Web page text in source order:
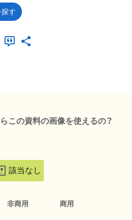
す
この資料の画像を使えるの？
該当なし
非商用 商用